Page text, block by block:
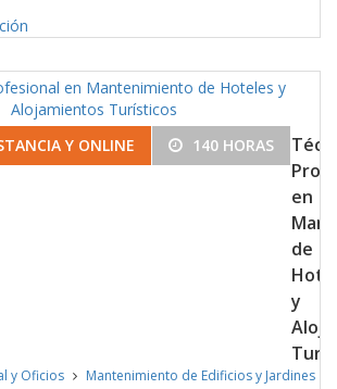
Y ONLINE 140 HORAS
en
de
y
y Oficios Mantenimiento de Edificios y Jardines